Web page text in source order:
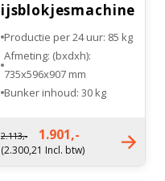
ijsblokjesmachine
met bunker
Productie per 24 uur: 85 kg
Afmeting: (bxdxh):
735x596x907 mm
Bunker inhoud: 30 kg
Gewicht: 75 kg
2.113,- 1.901,-
(2.300,21 Incl. btw)